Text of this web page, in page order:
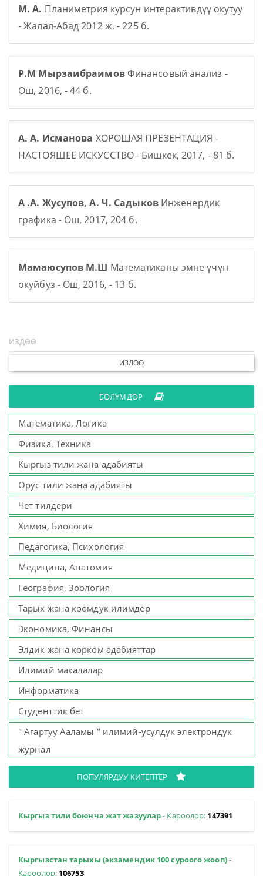
М. А. Планиметрия курсун интерактивдүү окутуу
- Жалал-Абад 2012 ж. - 225 б.
Р.М МырзаибраимовФинансовый анализ -
Ош, 2016, - 44 б.
А. А. Исманова ХОРОШАЯ ПРЕЗЕНТАЦИЯ -
НАСТОЯЩЕЕ ИСКУССТВО - Бишкек, 2017, - 81 б.
А .А. Жусупов, А. Ч. Садыков Инженердик
графика - Ош, 2017, 204 б.
Мамаюсупов М.Ш Математиканы эмне үчүн
окуйбуз - Ош, 2016, - 13 б.
ИЗДӨӨ
БӨЛҮМДӨР
Математика, Логика
Физика, Техника
Кыргыз тили жана адабияты
Орус тили жана адабияты
Чет тилдери
Химия, Биология
Педагогика, Психология
Медицина, Анатомия
География, Зоология
Тарых жана коомдук илимдер
Экономика, Финансы
Элдик жана көркөм адабияттар
Илимий макалалар
Информатика
Студенттик бет
" Агартуу Ааламы " илимий-усулдук электрондук
журнал
ПОПУЛЯРДУУ КИТЕПТЕР
Кыргыз тили боюнча жат жазуулар- Кароолор: 147391
Кыргызстан тарыхы (экзамендик 100 суроого жооп)-
Кароолор: 106753